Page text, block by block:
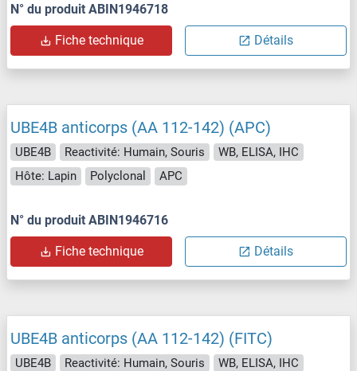
N° du produit ABIN1946718
Fiche technique Détails
UBE4B anticorps (AA 112-142) (APC)
UBE4B Reactivité: Humain, Souris
WB, ELISA, IHC
Hôte: Lapin
Polyclonal APC
N° du produit ABIN1946716
Fiche technique Détails
UBE4B anticorps (AA 112-142) (FITC)
UBE4B Reactivité: Humain, Souris
WB, ELISA, IHC